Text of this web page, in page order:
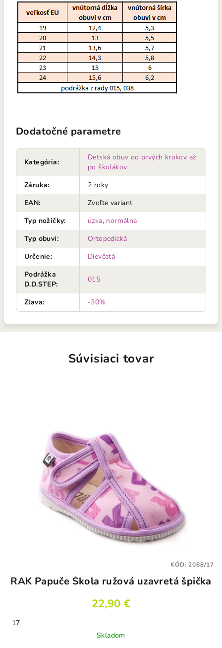
Dodatočné parametre
Kategória:
Detská obuv od prvých krokov až
po školákov
Záruka:
2 roky
EAN:
Zvoľte variant
Typ nožičky: úzka, normálna
Typ obuvi:
Ortopedická
Určenie:
Dievčatá
Podrážka
D.D.STEP:
015
Zľava: -30%
Súvisiaci tovar
RAK Papuče Škola ružová uzavretá špička
22,90 €
17
Skladom
KÓD:2088/17